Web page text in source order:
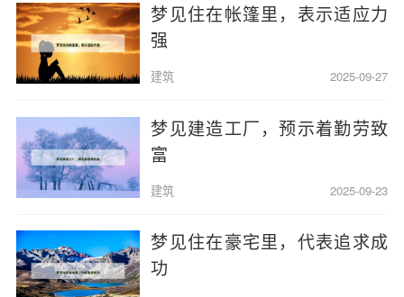
梦见住在帐篷里，表示适应力
强
建筑 2025-09-27
梦见建造工厂，预示着勤劳致
富
建筑 2025-09-23
梦见住在豪宅里，代表追求成
功